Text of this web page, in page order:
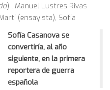
) , Manuel Lustres Rivas
(ensayista), Sofía
Sofía Casanova se
convertiría, al año
siguiente, en la primera
reportera de guerra
española